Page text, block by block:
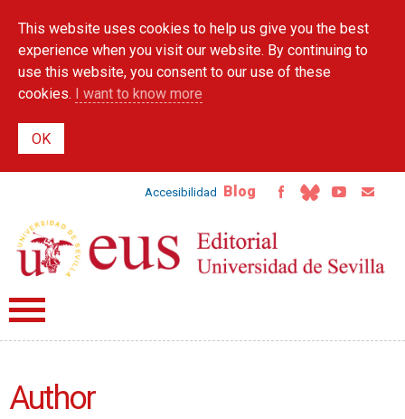
main
content
This website uses cookies to help us give you the best
experience when you visit our website. By continuing to
use this website, you consent to our use of these
cookies. I want to know more
Accesibilidad Blog
Author